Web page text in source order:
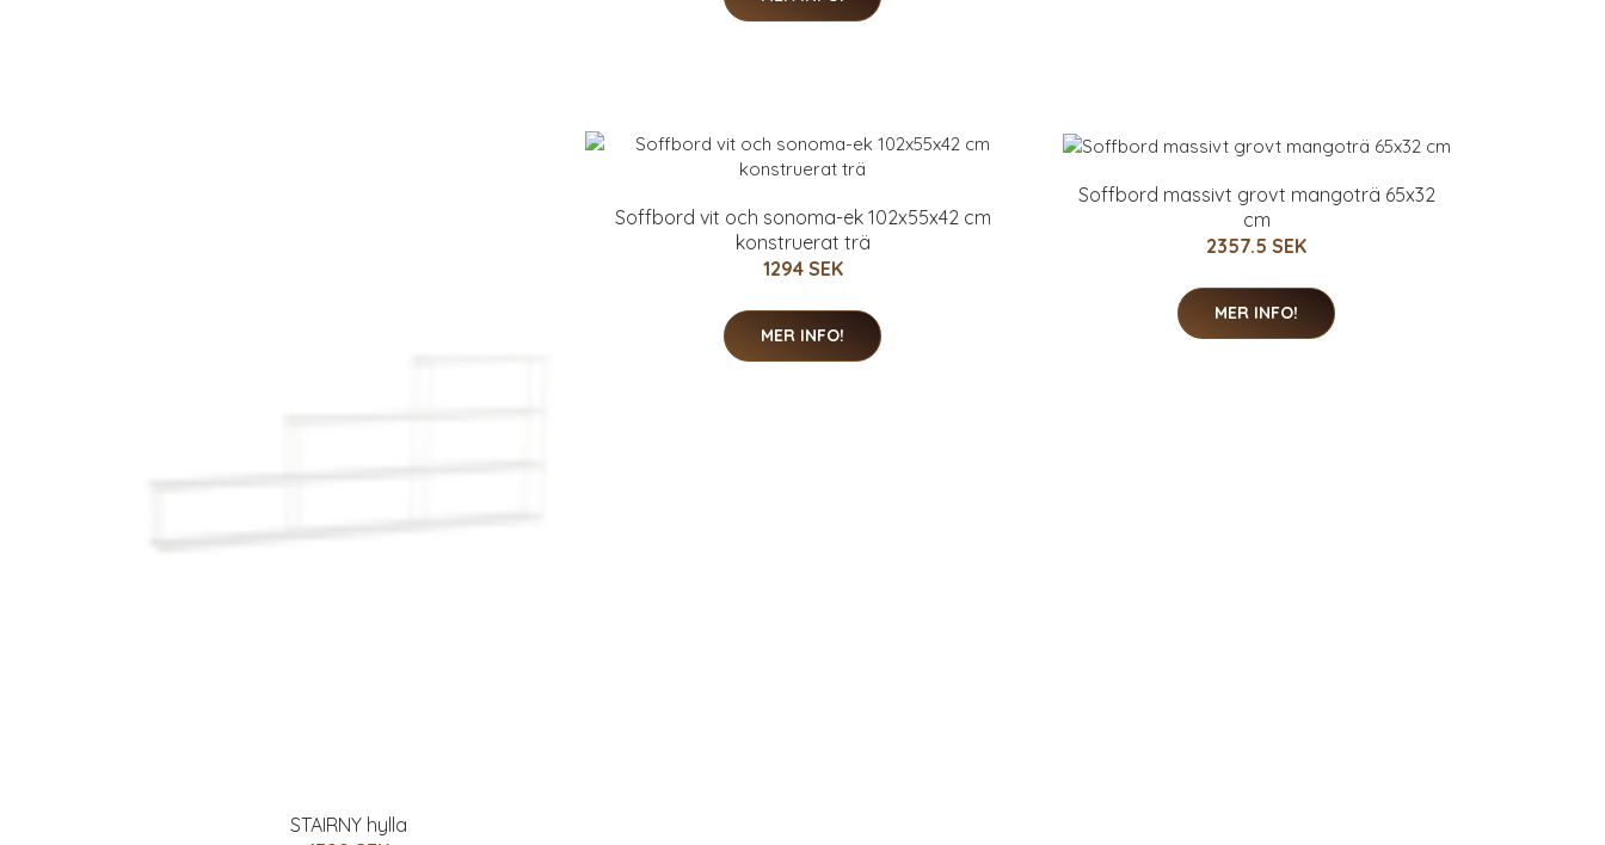
STAIRNY hylla
Soffbord vit och sonoma-ek 102x55x42 cm
konstruerat trä
1294 SEK
MER INFO!
Soffbord massivt grovt mangoträ 65x32
cm
2357.5 SEK
MER INFO!